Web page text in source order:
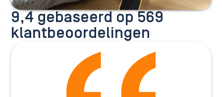
9,4 gebaseerd op 569
klantbeoordelingen